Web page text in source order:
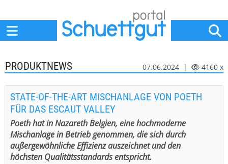
PRODUKTNEWS 07.06.2024 | 4160 x
STATE-OF-THE-ART MISCHANLAGE VON POETH
FÜR DAS ESCAUT VALLEY
Poeth hat in Nazareth Belgien, eine hochmoderne
Mischanlage in Betrieb genommen, die sich durch
außergewöhnliche Effizienz auszeichnet und den
höchsten Qualitätsstandards entspricht.